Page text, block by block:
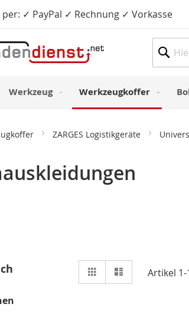
✓ PayPal ✓ Rechnung ✓ Vorkasse
Werkzeug Werkzeugkoffer
ZARGES Logistikgeräte
Ansicht
als
Raster Artikel 1-